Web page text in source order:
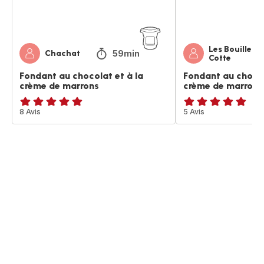
Chachat 59min
Fondant au chocolat et à la
crème de marrons
ratings.4.9
8 Avis
Les Bouille-
Cotte
Fondant au
crème de marrons
Avis
5
5 Avis